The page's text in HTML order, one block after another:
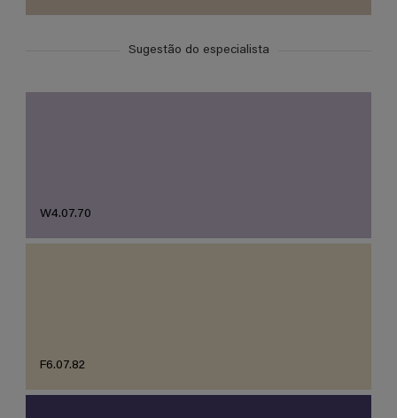
Sugestão do especialista
W4.07.70
F6.07.82